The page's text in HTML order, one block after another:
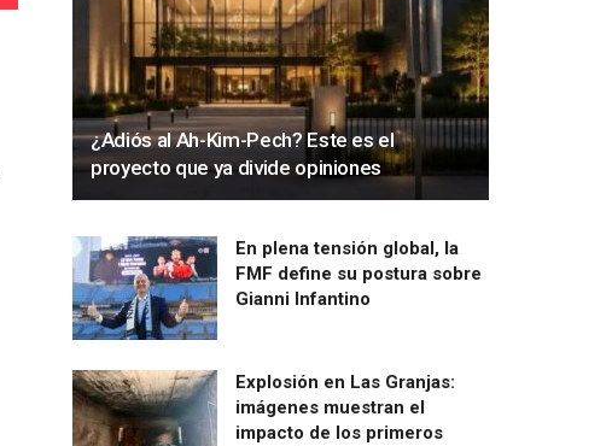
¿Adiós al Ah-Kim-Pech? Este es el
proyecto que ya divide opiniones
En plena tensión global, la
FMF define su postura sobre
Gianni Infantino
Explosión en Las Granjas:
imágenes muestran el
impacto de los primeros